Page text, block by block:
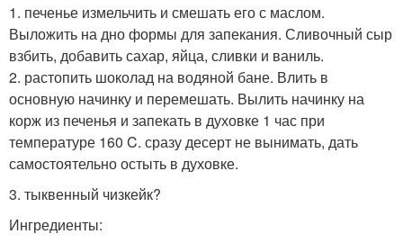
1. печенье измельчить и смешать его с маслом.
Выложить на дно формы для запекания. Сливочный сыр
взбить, добавить сахар, яйца, сливки и ваниль.
2. растопить шоколад на водяной бане. Влить в
основную начинку и перемешать. Вылить начинку на
корж из печенья и запекать в духовке 1 час при
температуре 160 C. сразу десерт не вынимать, дать
самостоятельно остыть в духовке.
3. тыквенный чизкейк?
Ингредиенты: